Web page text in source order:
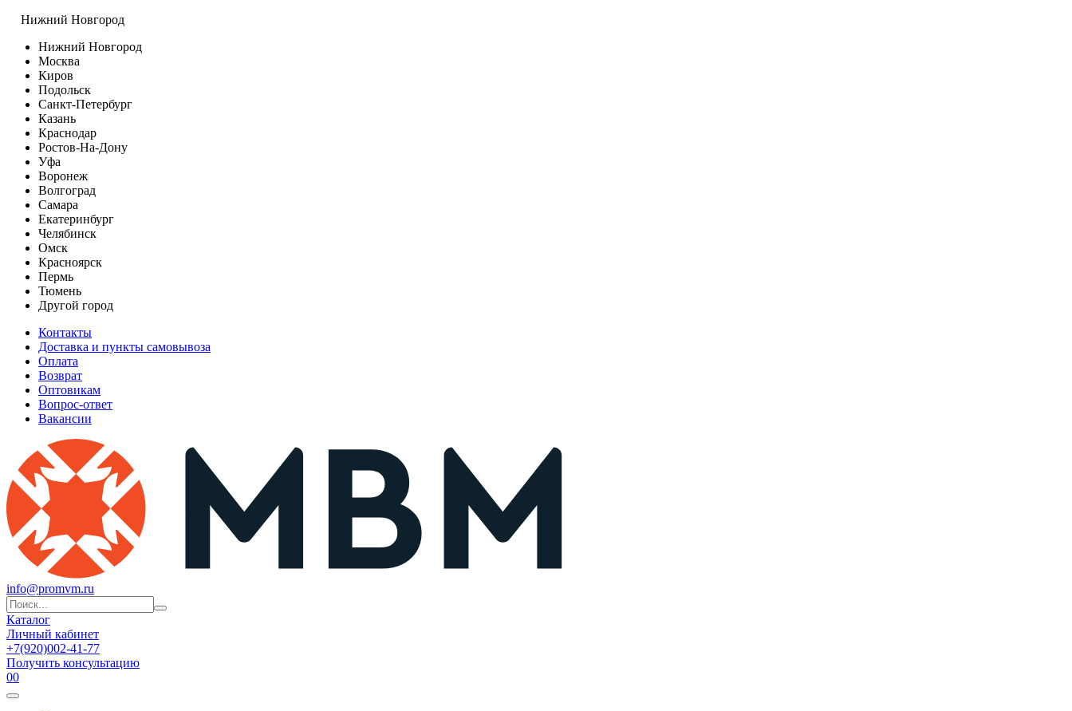
Нижний Новгород
Нижний Новгород
Москва
Киров
Подольск
Санкт-Петербург
Казань
Краснодар
Ростов-На-Дону
Уфа
Воронеж
Волгоград
Самара
Екатеринбург
Челябинск
Омск
Красноярск
Пермь
Тюмень
Другой город
Контакты
Доставка и пункты самовывоза
Оплата
Возврат
Оптовикам
Вопрос-ответ
Вакансии
info@promvm.ru
Каталог
Личный кабинет
+7(920)002-41-77
Получить консультацию
00